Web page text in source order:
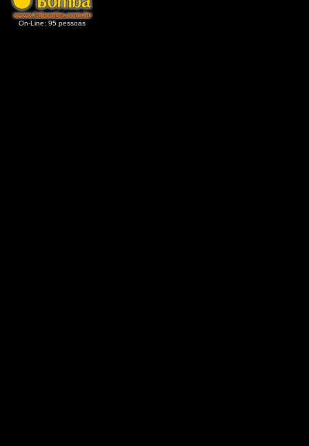
On-Line: 95 pessoas